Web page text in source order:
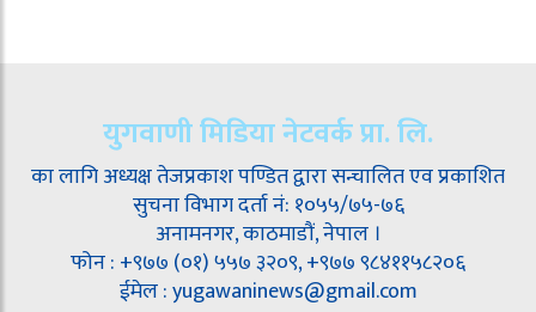
युगवाणी मिडिया नेटवर्क प्रा. लि.
का लागि अध्यक्ष तेजप्रकाश पण्डित द्वारा सन्चालित एव प्रकाशित
सुचना विभाग दर्ता नं: १०५५/७५-७६
अनामनगर, काठमाडौं, नेपाल ।
फोन : +९७७ (०१) ५५७ ३२०९, +९७७ ९८४११५८२०६
ईमेल : yugawaninews@gmail.com